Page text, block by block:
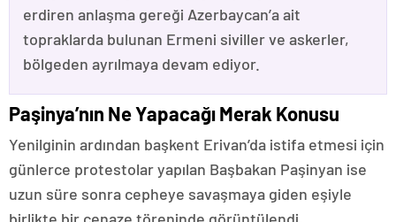
erdiren anlaşma gereği Azerbaycan’a ait
topraklarda bulunan Ermeni siviller ve askerler,
bölgeden ayrılmaya devam ediyor.
Paşinya’nın Ne Yapacağı Merak Konusu
Yenilginin ardından başkent Erivan’da istifa etmesi için
günlerce protestolar yapılan Başbakan Paşinyan ise
uzun süre sonra cepheye savaşmaya giden eşiyle